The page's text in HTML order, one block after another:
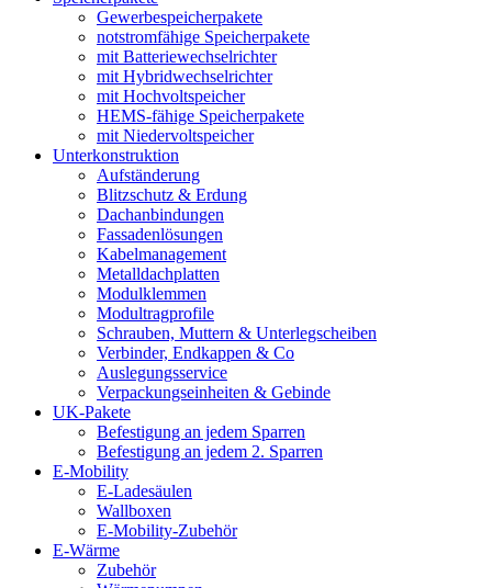
Gewerbespeicherpakete
notstromfähige Speicherpakete
mit Batteriewechselrichter
mit Hybridwechselrichter
mit Hochvoltspeicher
HEMS-fähige Speicherpakete
mit Niedervoltspeicher
Unterkonstruktion
Aufständerung
Blitzschutz & Erdung
Dachanbindungen
Fassadenlösungen
Kabelmanagement
Metalldachplatten
Modulklemmen
Modultragprofile
Schrauben, Muttern & Unterlegscheiben
Verbinder, Endkappen & Co
Auslegungsservice
Verpackungseinheiten & Gebinde
UK-Pakete
Befestigung an jedem Sparren
Befestigung an jedem 2. Sparren
E-Mobility
E-Ladesäulen
Wallboxen
E-Mobility-Zubehör
E-Wärme
Zubehör